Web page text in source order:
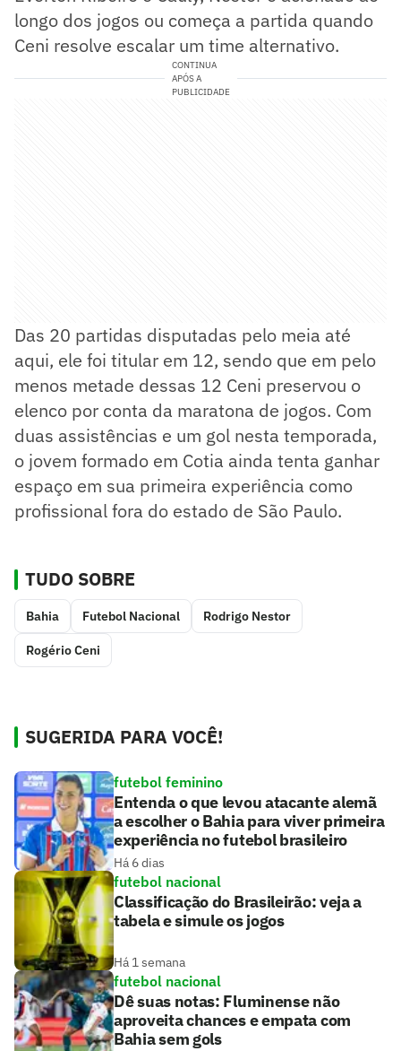
longo dos jogos ou começa a partida quando
Ceni resolve escalar um time alternativo.
CONTINUA
APÓS A
PUBLICIDADE
Das 20 partidas disputadas pelo meia até
aqui, ele foi titular em 12, sendo que em pelo
menos metade dessas 12 Ceni preservou o
elenco por conta da maratona de jogos. Com
duas assistências e um gol nesta temporada,
o jovem formado em Cotia ainda tenta ganhar
espaço em sua primeira experiência como
profissional fora do estado de São Paulo.
TUDO SOBRE
Bahia Futebol Nacional Rodrigo Nestor
Rogério Ceni
SUGERIDA PARA VOCÊ!
futebol feminino
Entenda o que levou atacante alemã
a escolher o Bahia para viver primeira
experiência no futebol brasileiro
Há 6 dias
futebol nacional
Classificação do Brasileirão: veja a
tabela e simule os jogos
Há 1 semana
futebol nacional
Dê suas notas: Fluminense não
aproveita chances e empata com
Bahia sem gols